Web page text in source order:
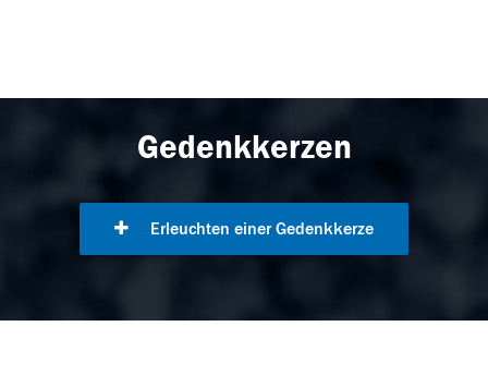
Gedenkkerzen
Erleuchten einer Gedenkkerze